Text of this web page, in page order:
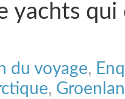
yachts
du voyage,
,